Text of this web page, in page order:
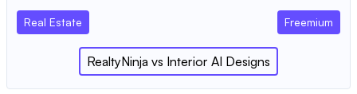
Real Estate Freemium
RealtyNinja vs Interior AI Designs